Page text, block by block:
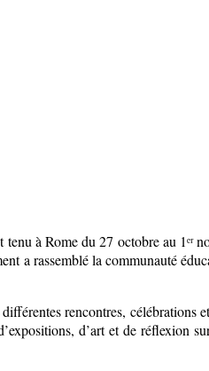
tenu à Rome du 27 octobre au
a rassemblé la communauté
rencontres,
d’art et de réflexion